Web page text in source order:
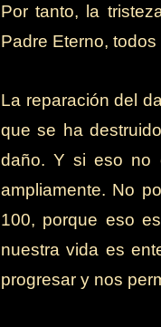
Por tanto, la
Padre Eterno,
La reparación del
que se ha
daño. Y si eso no
ampliamente. No
100, porque eso
nuestra vida es
progresar y nos